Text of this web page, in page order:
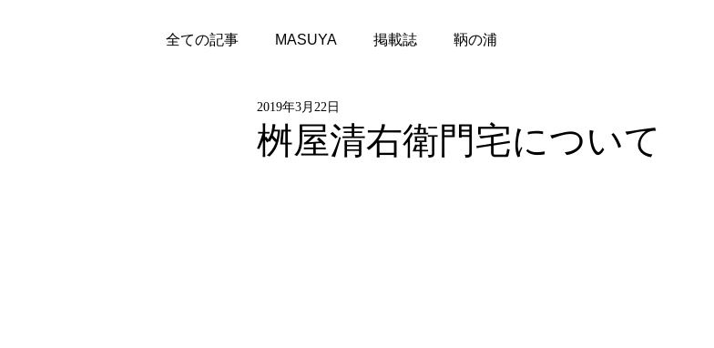
全ての記事 MASUYA 掲載誌 鞆の浦
桝屋清右衛門宅について
2019年3月22日